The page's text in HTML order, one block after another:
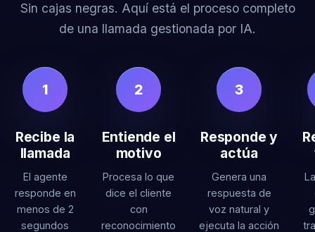
Sin cajas negras. Aquí está el proceso completo
de una llamada gestionada por IA.
1
Recibe la
llamada
El agente
responde en
menos de 2
segundos
2
Entiende el
motivo
Procesa lo que
dice el cliente
con
reconocimiento
3
Responde y
actúa
Genera una
respuesta de
voz natural y
ejecuta la acción